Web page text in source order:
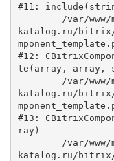
#11:
katalog.ru/bitrix/
#12:
te(array, array,
katalog.ru/bitrix/
#13:
ray)
katalog.ru/bitrix/